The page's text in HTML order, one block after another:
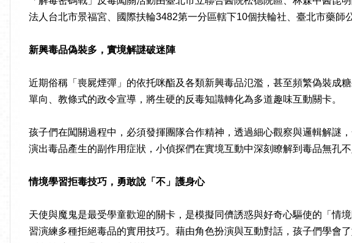
法人台北市景福宮、國際扶輪3482第一分區轄下10個扶輪社、臺北市藥師
新興毒品偽裝多，實境解謎破迷陣
近期俗稱「喪屍煙彈」的依托咪酯及各類新興毒品氾濫，甚至頻繁偽裝成
單向、教條式的政令宣導，將生硬的反毒知識轉化為多道趣味互動關卡。
孩子們在闖關過程中，必須發揮團隊合作精神，透過細心觀察與邏輯解謎
演出毒品產生的副作用症狀，小偵探們在實境互動中深刻瞭解到毒品無孔不
情境學習拒毒技巧，勇敢說「不」護身心
天使與魔鬼是最受學童歡迎的關卡，是模擬同儕誘惑與好奇心驅使的「情
習演練多種拒絕毒品的實用技巧。藉由角色扮演與互動對話，孩子們學會